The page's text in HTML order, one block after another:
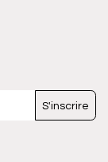
S'inscrire